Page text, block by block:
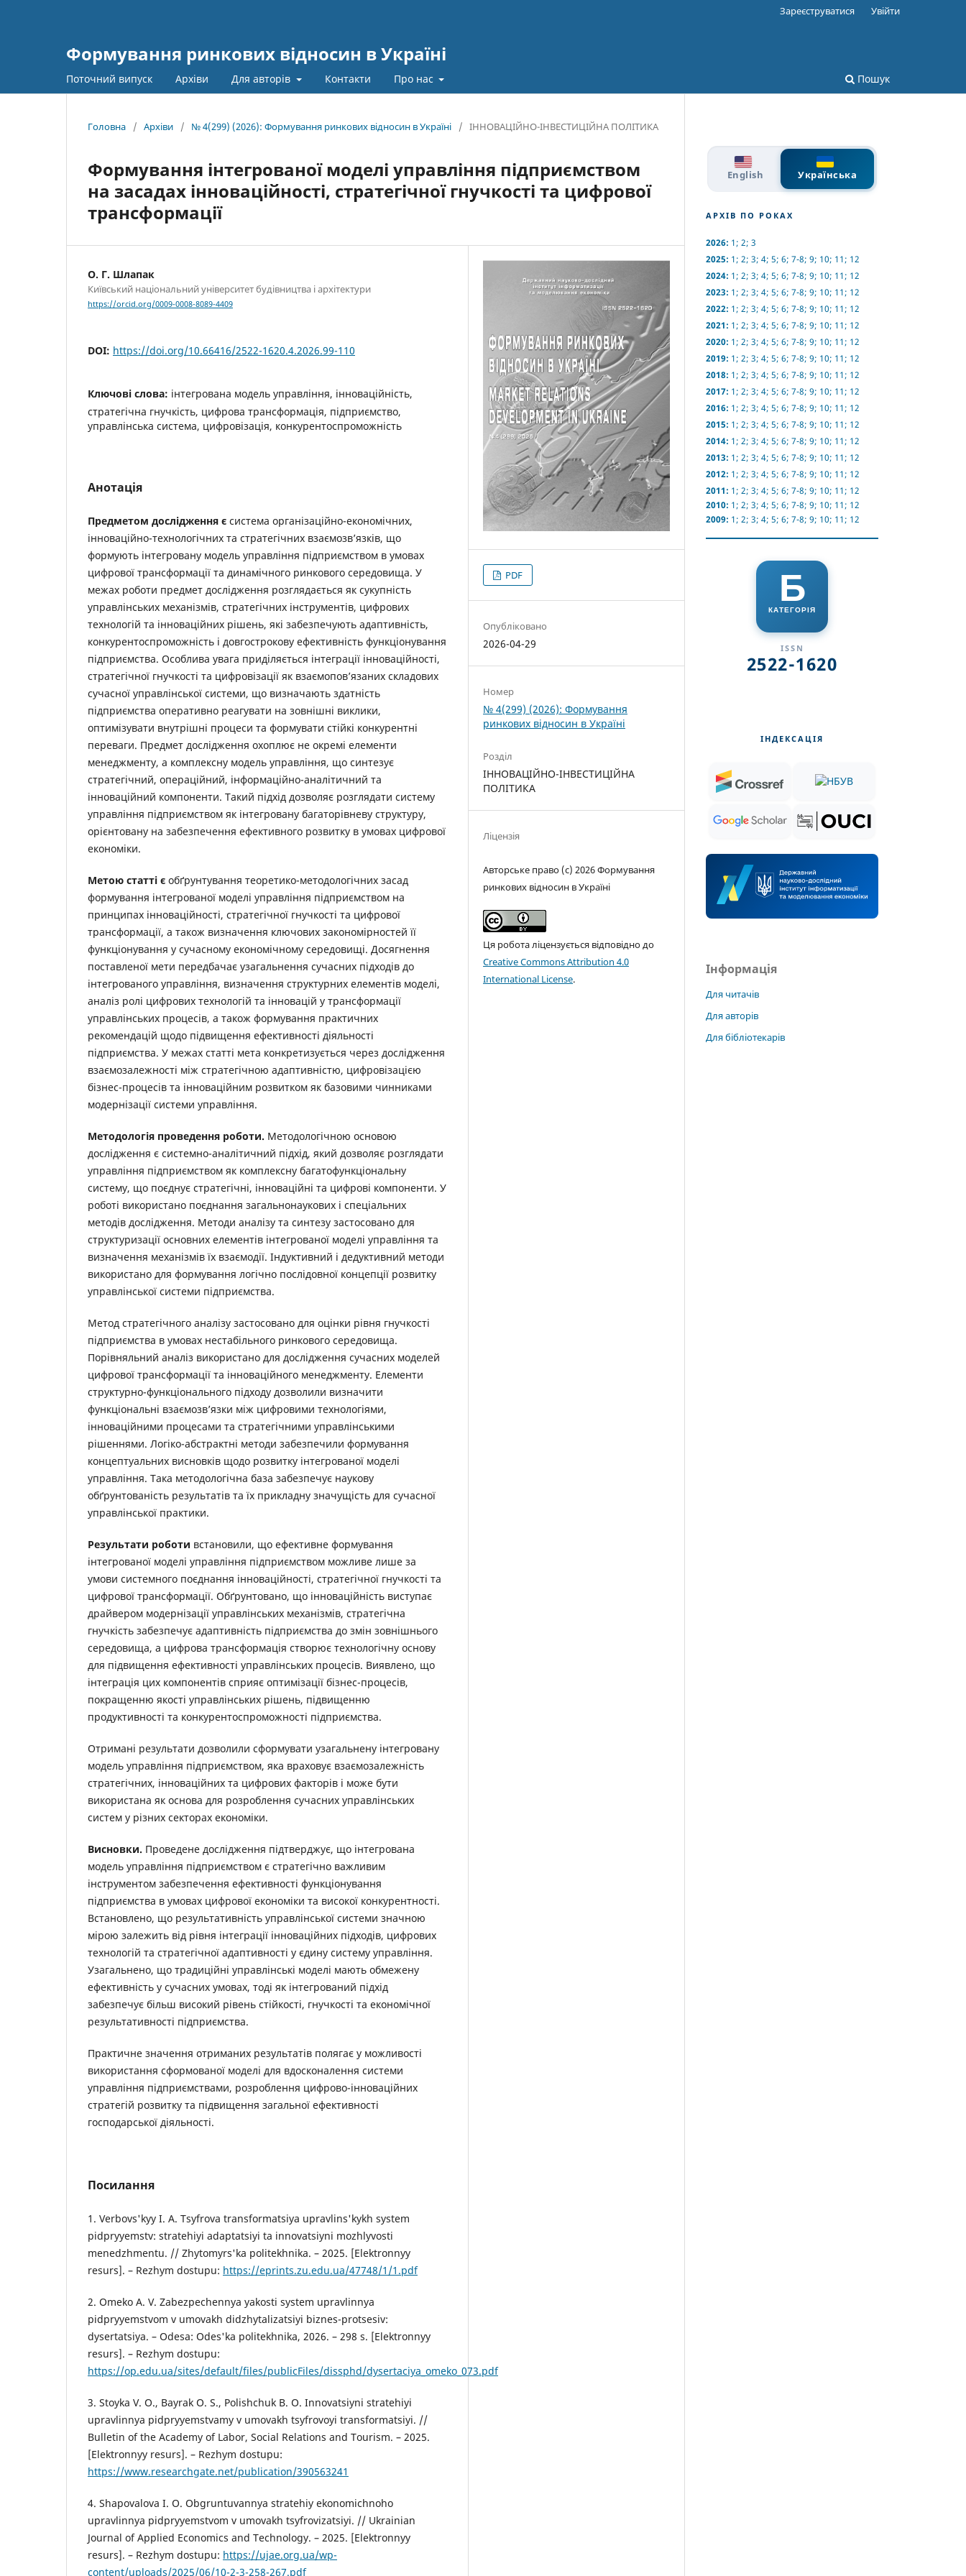
Формування ринкових відносин в Україні
Поточний випуск Архіви Для авторів Контакти Про нас Пошук
Зареєструватися Увійти
Головна / Архіви / № 4(299) (2026): Формування ринкових відносин в Україні / ІННОВАЦІЙНО-ІНВЕСТИЦІЙНА ПОЛІТИКА
Формування інтегрованої моделі управління підприємством
на засадах інноваційності, стратегічної гнучкості та цифрової
трансформації
О. Г. Шлапак
Київський національний університет будівництва і архітектури
https://orcid.org/0009-0008-8089-4409
DOI: https://doi.org/10.66416/2522-1620.4.2026.99-110
Ключові слова: інтегрована модель управління, інноваційність,
стратегічна гнучкість, цифрова трансформація, підприємство,
управлінська система, цифровізація, конкурентоспроможність
Анотація
Предметом дослідження є система організаційно-економічних,
інноваційно-технологічних та стратегічних взаємозв’язків, що
формують інтегровану модель управління підприємством в умовах
цифрової трансформації та динамічного ринкового середовища. У
межах роботи предмет дослідження розглядається як сукупність
управлінських механізмів, стратегічних інструментів, цифрових
технологій та інноваційних рішень, які забезпечують адаптивність,
конкурентоспроможність і довгострокову ефективність функціонування
підприємства. Особлива увага приділяється інтеграції інноваційності,
стратегічної гнучкості та цифровізації як взаємопов’язаних складових
сучасної управлінської системи, що визначають здатність
підприємства оперативно реагувати на зовнішні виклики,
оптимізувати внутрішні процеси та формувати стійкі конкурентні
переваги. Предмет дослідження охоплює не окремі елементи
менеджменту, а комплексну модель управління, що синтезує
стратегічний, операційний, інформаційно-аналітичний та
інноваційний компоненти. Такий підхід дозволяє розглядати систему
управління підприємством як інтегровану багаторівневу структуру,
орієнтовану на забезпечення ефективного розвитку в умовах цифрової
економіки.
Метою статті є обґрунтування теоретико-методологічних засад
формування інтегрованої моделі управління підприємством на
принципах інноваційності, стратегічної гнучкості та цифрової
трансформації, а також визначення ключових закономірностей її
функціонування у сучасному економічному середовищі. Досягнення
поставленої мети передбачає узагальнення сучасних підходів до
інтегрованого управління, визначення структурних елементів моделі,
аналіз ролі цифрових технологій та інновацій у трансформації
управлінських процесів, а також формування практичних
рекомендацій щодо підвищення ефективності діяльності
підприємства. У межах статті мета конкретизується через дослідження
взаємозалежності між стратегічною адаптивністю, цифровізацією
бізнес-процесів та інноваційним розвитком як базовими чинниками
модернізації системи управління.
Методологія проведення роботи. Методологічною основою
дослідження є системно-аналітичний підхід, який дозволяє розглядати
управління підприємством як комплексну багатофункціональну
систему, що поєднує стратегічні, інноваційні та цифрові компоненти. У
роботі використано поєднання загальнонаукових і спеціальних
методів дослідження. Методи аналізу та синтезу застосовано для
структуризації основних елементів інтегрованої моделі управління та
визначення механізмів їх взаємодії. Індуктивний і дедуктивний методи
використано для формування логічно послідовної концепції розвитку
управлінської системи підприємства.
Метод стратегічного аналізу застосовано для оцінки рівня гнучкості
підприємства в умовах нестабільного ринкового середовища.
Порівняльний аналіз використано для дослідження сучасних моделей
цифрової трансформації та інноваційного менеджменту. Елементи
структурно-функціонального підходу дозволили визначити
функціональні взаємозв’язки між цифровими технологіями,
інноваційними процесами та стратегічними управлінськими
рішеннями. Логіко-абстрактні методи забезпечили формування
концептуальних висновків щодо розвитку інтегрованої моделі
управління. Така методологічна база забезпечує наукову
обґрунтованість результатів та їх прикладну значущість для сучасної
управлінської практики.
Результати роботи встановили, що ефективне формування
інтегрованої моделі управління підприємством можливе лише за
умови системного поєднання інноваційності, стратегічної гнучкості та
цифрової трансформації. Обґрунтовано, що інноваційність виступає
драйвером модернізації управлінських механізмів, стратегічна
гнучкість забезпечує адаптивність підприємства до змін зовнішнього
середовища, а цифрова трансформація створює технологічну основу
для підвищення ефективності управлінських процесів. Виявлено, що
інтеграція цих компонентів сприяє оптимізації бізнес-процесів,
покращенню якості управлінських рішень, підвищенню
продуктивності та конкурентоспроможності підприємства.
Отримані результати дозволили сформувати узагальнену інтегровану
модель управління підприємством, яка враховує взаємозалежність
стратегічних, інноваційних та цифрових факторів і може бути
використана як основа для розроблення сучасних управлінських
систем у різних секторах економіки.
Висновки. Проведене дослідження підтверджує, що інтегрована
модель управління підприємством є стратегічно важливим
інструментом забезпечення ефективності функціонування
підприємства в умовах цифрової економіки та високої конкурентності.
Встановлено, що результативність управлінської системи значною
мірою залежить від рівня інтеграції інноваційних підходів, цифрових
технологій та стратегічної адаптивності у єдину систему управління.
Узагальнено, що традиційні управлінські моделі мають обмежену
ефективність у сучасних умовах, тоді як інтегрований підхід
забезпечує більш високий рівень стійкості, гнучкості та економічної
результативності підприємства.
Практичне значення отриманих результатів полягає у можливості
використання сформованої моделі для вдосконалення системи
управління підприємствами, розроблення цифрово-інноваційних
стратегій розвитку та підвищення загальної ефективності
господарської діяльності.
Посилання
1. Verbovs'kyy I. A. Tsyfrova transformatsiya upravlins'kykh system
pidpryyemstv: stratehiyi adaptatsiyi ta innovatsiyni mozhlyvosti
menedzhmentu. // Zhytomyrs'ka politekhnika. – 2025. [Elektronnyy
resurs]. – Rezhym dostupu: https://eprints.zu.edu.ua/47748/1/1.pdf
2. Omeko A. V. Zabezpechennya yakosti system upravlinnya
pidpryyemstvom v umovakh didzhytalizatsiyi biznes-protsesiv:
dysertatsiya. – Odesa: Odes'ka politekhnika, 2026. – 298 s. [Elektronnyy
resurs]. – Rezhym dostupu:
https://op.edu.ua/sites/default/files/publicFiles/dissphd/dysertaciya_omeko_073.pdf
3. Stoyka V. O., Bayrak O. S., Polishchuk B. O. Innovatsiyni stratehiyi
upravlinnya pidpryyemstvamy v umovakh tsyfrovoyi transformatsiyi. //
Bulletin of the Academy of Labor, Social Relations and Tourism. – 2025.
[Elektronnyy resurs]. – Rezhym dostupu:
https://www.researchgate.net/publication/390563241
4. Shapovalova I. O. Obgruntuvannya stratehiy ekonomichnoho
upravlinnya pidpryyemstvom v umovakh tsyfrovizatsiyi. // Ukrainian
Journal of Applied Economics and Technology. – 2025. [Elektronnyy
resurs]. – Rezhym dostupu: https://ujae.org.ua/wp-
content/uploads/2025/06/10-2-3-258-267.pdf
PDF
Опубліковано
2026-04-29
Номер
№ 4(299) (2026): Формування
ринкових відносин в Україні
Розділ
ІННОВАЦІЙНО-ІНВЕСТИЦІЙНА
ПОЛІТИКА
Ліцензія
Авторське право (c) 2026 Формування
ринкових відносин в Україні
Ця робота ліцензується відповідно до
Creative Commons Attribution 4.0
International License.
English Українська
АРХІВ ПО РОКАХ
2026: 1; 2; 3
2025: 1; 2; 3; 4; 5; 6; 7-8; 9; 10; 11; 12
2024: 1; 2; 3; 4; 5; 6; 7-8; 9; 10; 11; 12
2023: 1; 2; 3; 4; 5; 6; 7-8; 9; 10; 11; 12
2022: 1; 2; 3; 4; 5; 6; 7-8; 9; 10; 11; 12
2021: 1; 2; 3; 4; 5; 6; 7-8; 9; 10; 11; 12
2020: 1; 2; 3; 4; 5; 6; 7-8; 9; 10; 11; 12
2019: 1; 2; 3; 4; 5; 6; 7-8; 9; 10; 11; 12
2018: 1; 2; 3; 4; 5; 6; 7-8; 9; 10; 11; 12
2017: 1; 2; 3; 4; 5; 6; 7-8; 9; 10; 11; 12
2016: 1; 2; 3; 4; 5; 6; 7-8; 9; 10; 11; 12
2015: 1; 2; 3; 4; 5; 6; 7-8; 9; 10; 11; 12
2014: 1; 2; 3; 4; 5; 6; 7-8; 9; 10; 11; 12
2013: 1; 2; 3; 4; 5; 6; 7-8; 9; 10; 11; 12
2012: 1; 2; 3; 4; 5; 6; 7-8; 9; 10; 11; 12
2011: 1; 2; 3; 4; 5; 6; 7-8; 9; 10; 11; 12
2010: 1; 2; 3; 4; 5; 6; 7-8; 9; 10; 11; 12
2009: 1; 2; 3; 4; 5; 6; 7-8; 9; 10; 11; 12
Б
КАТЕГОРІЯ
ISSN
2522-1620
ІНДЕКСАЦІЯ
Інформація
Для читачів
Для авторів
Для бібліотекарів